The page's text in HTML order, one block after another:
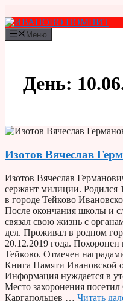
к
содержимому
Меню
День:
Изотов Вячеслав
Изотов Вячеслав
сержант милиции. Родился
в городе Тейково
После окончания школы и
связал свою жизнь с
дел. Проживал в родном
20.12.2019 года. Похоронен
Тейково. Отмечен
Книга Памяти Ивановской
Информация нуждается в
Место захоронения посетил
Каргапольцев … Читать